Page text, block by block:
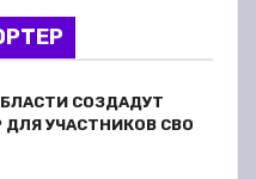
СОЗДАДУТ
УЧАСТНИКОВ СВО